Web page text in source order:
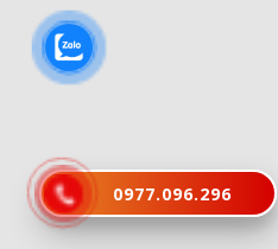
0977.096.296